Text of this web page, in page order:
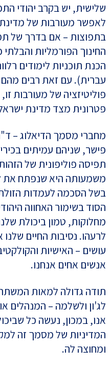
שלישית, יש בקרב יהודי
לאפשר מעורבות של מדינת
בתפוצות – אם בדרך של
החינוך הפורמליות
הכנת תוכניות לימודים
עברית). עם זאת רבים מהם
פוליטיזציה של מעורבות
פטרונית מצד מדינת
מחברי מסמך הדיאלוג –
פישר, שניהם עמיתים
תפיסה פוליפונית של
משמעותה היא שנפתח את
בשל הסכמה לעמדות
הסוד בשימור האחווה
מחלוקות, טמון ביכולת
לרעהו. נסיבות החיים
עושים – האישיות
אנשים אחים אנחנו.
תודה גדולה למאות
לג'ון ולשלמה – המנהלים
אנו, במכון, נעשה כל
המדיניות של מסמך זה
ומחוצה לה.